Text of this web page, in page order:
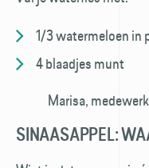
1/3 watermeloen in
4 blaadjes munt
Marisa,
SINAASAPPEL: